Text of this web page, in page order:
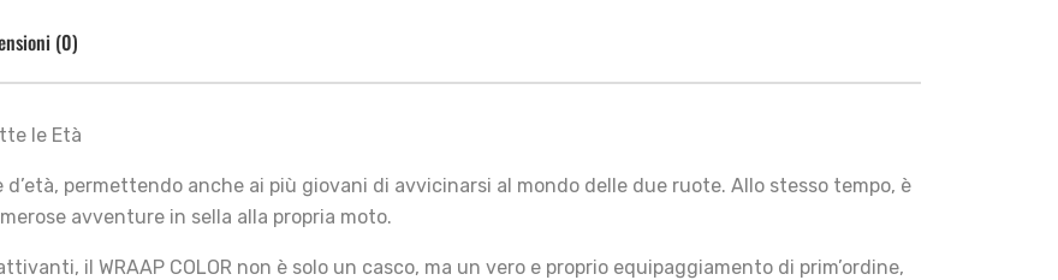
(0)
le Età
d’età, permettendo anche ai più giovani di avvicinarsi al mondo delle due ruote. Allo stesso tempo, è
avventure in sella alla propria moto.
il WRAAP COLOR non è solo un casco, ma un vero e proprio equipaggiamento di prim’ordine,